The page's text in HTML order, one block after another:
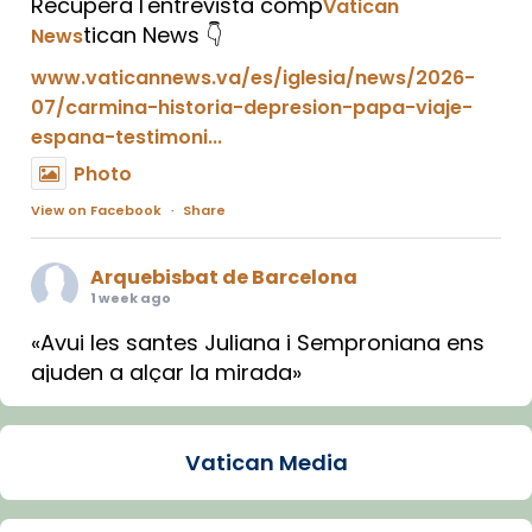
Vatican
Newstican News 👇
www.vaticannews.va/es/iglesia/news/2026-
07/carmina-historia-depresion-papa-viaje-
espana-testimoni...
Photo
View on Facebook · Share
Arquebisbat de Barcelona
1 week ago
«Avui les santes Juliana i Semproniana ens
ajuden a alçar la mirada»
Mons. Sergi Gordo, bisbe de Tortosa, ha
Santes de Mataró.
🔗tinyurl.com/cvu5jmbk
Vatican Media